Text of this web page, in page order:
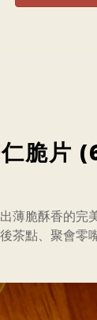
仁脆片
薄脆酥香的完美
點、聚會零